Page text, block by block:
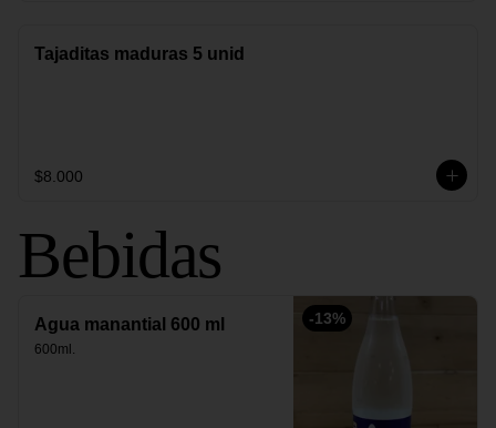
Tajaditas maduras 5 unid
$8.000
Bebidas
-13%
Agua manantial 600 ml
600ml.